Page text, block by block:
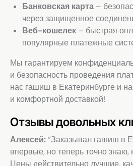
Банковская карта –
через защищенное
Веб-кошелек – быстрая
популярные платежные
Мы гарантируем
и безопасность проведения
нас гашиш в Екатеринбурге и
и комфортной доставкой!
Отзывы довольных
Алексей:“Заказывал гашиш в
впервые, но теперь точно знаю,
Цены действительно лучшие,